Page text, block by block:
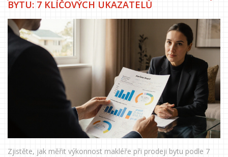
BYTU: 7 KLÍČOVÝCH UKAZATELŮ
Zjistěte, jak měřit výkonnost makléře při prodeji bytu podle 7